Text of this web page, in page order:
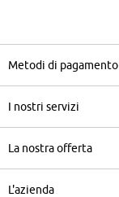
Metodi di pagamento
I nostri servizi
La nostra offerta
L'azienda